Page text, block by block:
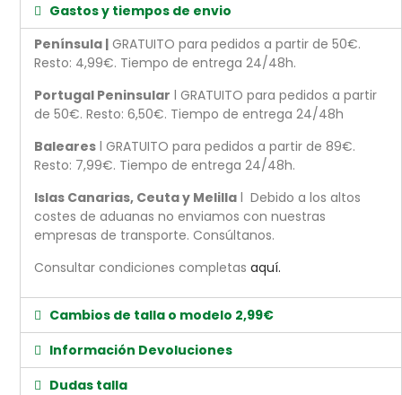
Gastos y tiempos de envio
Península | GRATUITO para pedidos a partir de 50€.
Resto: 4,99€. Tiempo de entrega 24/48h.
Portugal Peninsular l GRATUITO para pedidos a partir
de 50€. Resto: 6,50€. Tiempo de entrega 24/48h
Baleares l GRATUITO para pedidos a partir de 89€.
Resto: 7,99€. Tiempo de entrega 24/48h.
Islas Canarias, Ceuta y Melilla l Debido a los altos
costes de aduanas no enviamos con nuestras
empresas de transporte. Consúltanos.
Consultar condiciones completasaquí.
Cambios de talla o modelo 2,99€
Información Devoluciones
Dudas talla